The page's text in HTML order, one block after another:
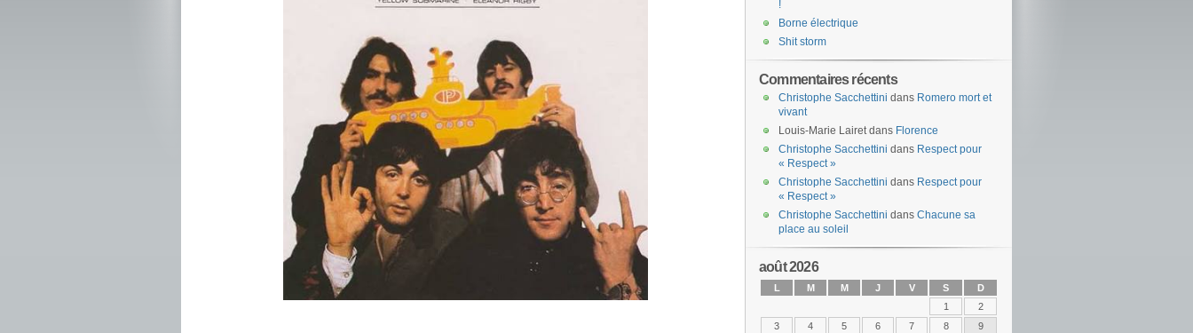
!
Borne électrique
Shit storm
Commentaires récents
Christophe Sacchettini dans Romero mort et
vivant
Louis-Marie Lairetdans Florence
Christophe Sacchettini dans Respect pour
« Respect »
Christophe Sacchettini dans Respect pour
« Respect »
Christophe Sacchettini dans Chacune sa
place au soleil
août 2026
L M M J V S D
1
2
3
4 5 6 7 8
9